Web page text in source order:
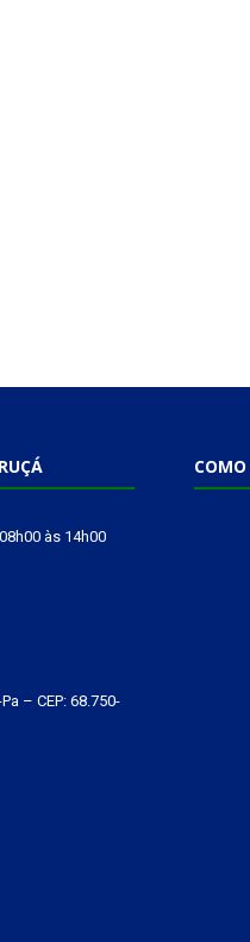
às 14h00
– CEP: 68.750-
COMO